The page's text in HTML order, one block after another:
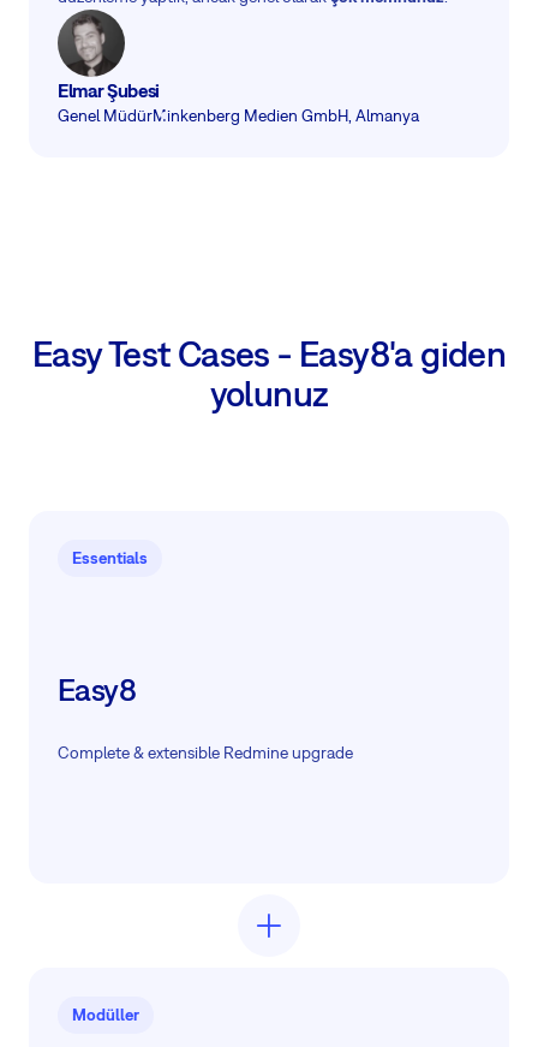
Elmar Şubesi
Genel MüdürMinkenberg Medien GmbH, Almanya
Easy Test Cases - Easy8'a giden
yolunuz
Essentials
Easy8
Complete & extensible Redmine upgrade
Modüller